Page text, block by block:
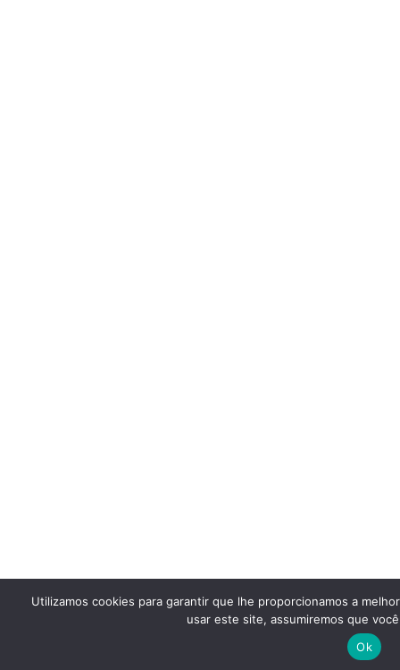
Utilizamos cookies para garantir que lhe proporcionamos a
usar este site, assumiremos que
Ok